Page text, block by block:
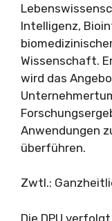
Intelligenz,
Wissenschaft.
wird das
Anwendungen
überführen.
Zwtl.:
Die DPU